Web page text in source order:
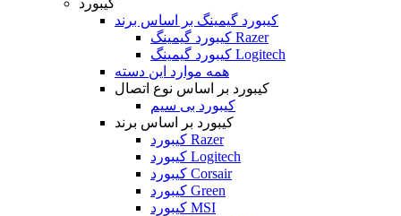
کیبورد
کیبورد گیمینگ بر اساس برند
کیبورد گیمینگ Razer
کیبورد گیمینگ Logitech
همه موارد این دسته
کیبورد بر اساس نوع اتصال
کیبورد بی سیم
کیبورد بر اساس برند
کیبورد Razer
کیبورد Logitech
کیبورد Corsair
کیبورد Green
کیبورد MSI